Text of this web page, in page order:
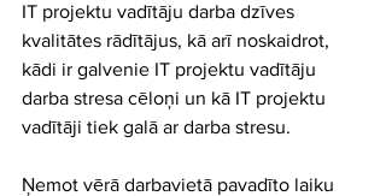
IT projektu vadītāju darba dzīves
kvalitātes rādītājus, kā arī noskaidrot,
kādi ir galvenie IT projektu vadītāju
darba stresa cēloņi un kā IT projektu
vadītāji tiek galā ar darba stresu.
Ņemot vērā darbavietā pavadīto laiku